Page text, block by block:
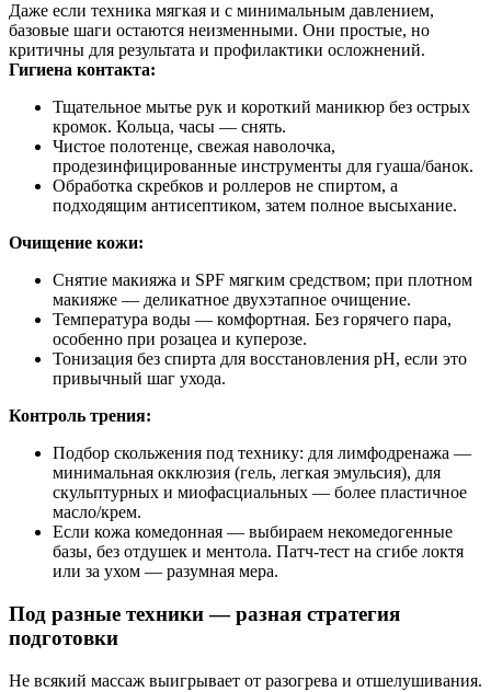
Даже если техника мягкая и с минимальным давлением,
базовые шаги остаются неизменными. Они простые, но
критичны для результата и профилактики осложнений.
Гигиена контакта:
Тщательное мытье рук и короткий маникюр без острых
кромок. Кольца, часы — снять.
Чистое полотенце, свежая наволочка,
продезинфицированные инструменты для гуаша/банок.
Обработка скребков и роллеров не спиртом, а
подходящим антисептиком, затем полное высыхание.
Очищение кожи:
Снятие макияжа и SPF мягким средством; при плотном
макияже — деликатное двухэтапное очищение.
Температура воды — комфортная. Без горячего пара,
особенно при розацеа и куперозе.
Тонизация без спирта для восстановления pH, если это
привычный шаг ухода.
Контроль трения:
Подбор скольжения под технику: для лимфодренажа —
минимальная окклюзия (гель, легкая эмульсия), для
скульптурных и миофасциальных — более пластичное
масло/крем.
Если кожа комедонная — выбираем некомедогенные
базы, без отдушек и ментола. Патч‑тест на сгибе локтя
или за ухом — разумная мера.
Под разные техники — разная стратегия
подготовки
Не всякий массаж выигрывает от разогрева и отшелушивания.